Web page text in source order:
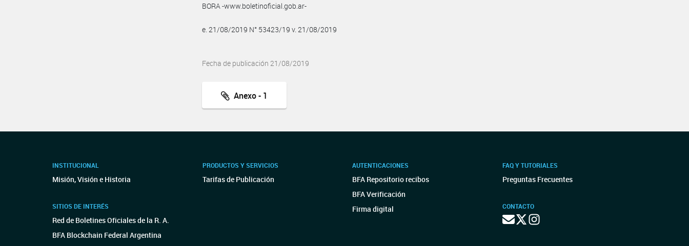
BORA -www.boletinoficial.gob.ar-
e. 21/08/2019 N° 53423/19 v. 21/08/2019
Fecha de publicación 21/08/2019
Anexo - 1
INSTITUCIONAL
Misión, Visión e Historia
SITIOS DE INTERÉS
Red de Boletines Oficiales de la R. A.
BFA Blockchain Federal Argentina
PRODUCTOS Y SERVICIOS
Tarifas de Publicación
AUTENTICACIONES
BFA Repositorio recibos
BFA Verificación
Firma digital
FAQ Y TUTORIALES
Preguntas Frecuentes
CONTACTO